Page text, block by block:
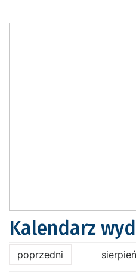
Kalendarz
poprzedni